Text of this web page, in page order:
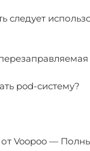
следует
pod-систему?
Voopoo —